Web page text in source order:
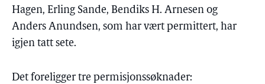
Hagen, Erling Sande, Bendiks H. Arnesen og
Anders Anundsen, som har vært permittert, har
igjen tatt sete.
Det foreligger tre permisjonssøknader: